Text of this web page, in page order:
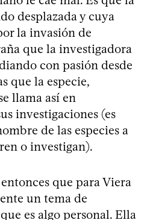
desplazada y cuya
la invasión de
que la investigadora
con pasión desde
que la especie,
llama así en
investigaciones (es
de las especies a
o investigan).
que para Viera
un tema de
es algo personal. Ella